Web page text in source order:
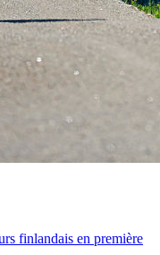
finlandais en première